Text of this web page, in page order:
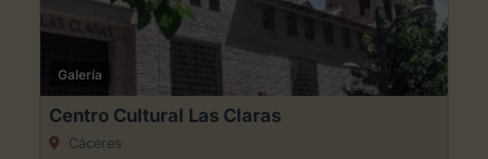
Galería
Centro Cultural Las Claras
Cáceres